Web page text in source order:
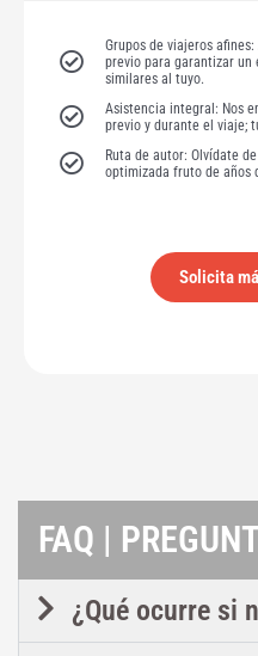
Grupos de viajeros
previo para garantizar un
similares al tuyo.
Asistencia integral: Nos
previo y durante el viaje;
Ruta de autor: Olvídate
optimizada fruto de años
Solicita
FAQ |
¿Qué ocurre si